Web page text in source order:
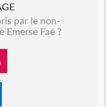
par le non-
Faé ?